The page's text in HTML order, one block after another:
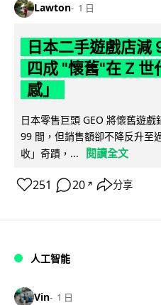
Lawton 1 日
日本二手遊戲店減
四成 "懷舊"在 Z 世
感」
日本零售巨頭 GEO 將懷舊遊
99 間，但銷售額卻不降反升至
收」奇蹟，...
閱讀全文
251 20 ↗ 分享
人工智能
Vin 1 日